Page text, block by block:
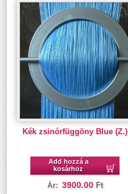
Kék zsinórfüggöny Blue (Z.)
Add hozzá a
kosárhoz
Ár: 3900.00 Ft